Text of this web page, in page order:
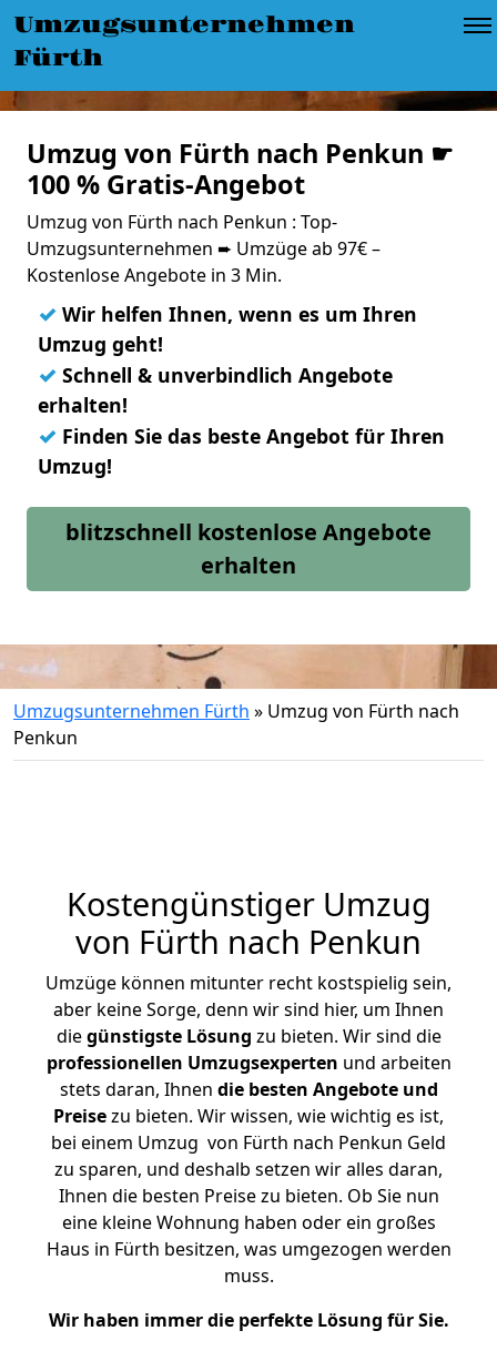
Umzugsunternehmen
Fürth
Umzug von Fürth nach Penkun ☛
100 % Gratis-Angebot
Umzug von Fürth nach Penkun : Top-
Umzugsunternehmen ➨ Umzüge ab 97€ –
Kostenlose Angebote in 3 Min.
✓ Wir helfen Ihnen, wenn es um Ihren
Umzug geht!
✓ Schnell & unverbindlich Angebote
erhalten!
✓ Finden Sie das beste Angebot für Ihren
Umzug!
blitzschnell kostenlose Angebote
erhalten
Umzugsunternehmen Fürth » Umzug von Fürth nach
Penkun
Kostengünstiger Umzug
von Fürth nach Penkun
Umzüge können mitunter recht kostspielig sein,
aber keine Sorge, denn wir sind hier, um Ihnen
diegünstigste Lösung zu bieten. Wir sind die
professionellen Umzugsexperten und arbeiten
stets daran, Ihnen die besten Angebote und
Preisezu bieten. Wir wissen, wie wichtig es ist,
bei einem Umzug von Fürth nach Penkun Geld
zu sparen, und deshalb setzen wir alles daran,
Ihnen die besten Preise zu bieten. Ob Sie nun
eine kleine Wohnung haben oder ein großes
Haus in Fürth besitzen, was umgezogen werden
muss.
Wir haben immer die perfekte Lösung für Sie.